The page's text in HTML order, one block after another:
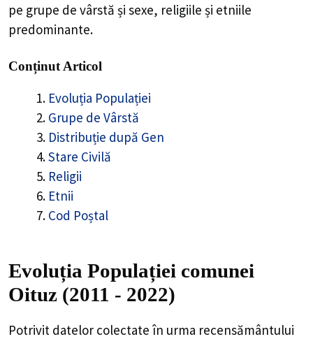
pe grupe de vârstă și sexe, religiile și etniile
predominante.
Conținut Articol
Evoluția Populației
Grupe de Vârstă
Distribuție după Gen
Stare Civilă
Religii
Etnii
Cod Poștal
Evoluția Populației comunei
Oituz (2011 - 2022)
Potrivit datelor colectate în urma recensământului